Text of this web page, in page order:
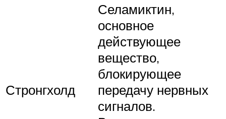
Стронгхолд
Селамиктин,
основное
действующее
вещество,
блокирующее
передачу нервных
сигналов.